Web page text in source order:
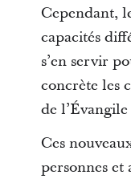
Cependant,
capacités
s’en servir
concrète les
de
Ces
personnes